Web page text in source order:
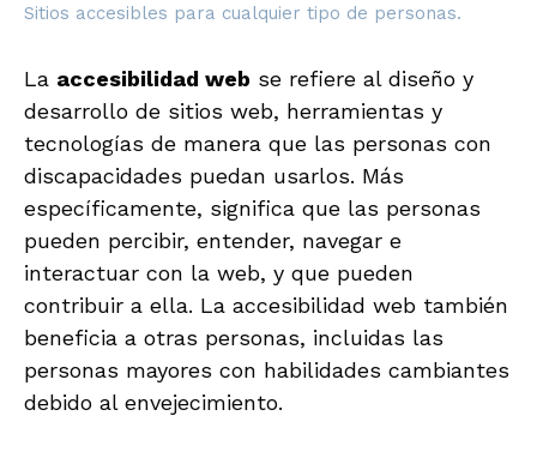
Sitios accesibles para cualquier tipo de personas.
La accesibilidad web se refiere al diseño y
desarrollo de sitios web, herramientas y
tecnologías de manera que las personas con
discapacidades puedan usarlos. Más
específicamente, significa que las personas
pueden percibir, entender, navegar e
interactuar con la web, y que pueden
contribuir a ella. La accesibilidad web también
beneficia a otras personas, incluidas las
personas mayores con habilidades cambiantes
debido al envejecimiento.